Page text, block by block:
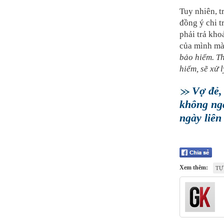
Tuy nhiên,
đồng ý chi
phải trả
của mình
bảo hiểm.
hiểm, sẽ xử
Vợ
không
ngày liên
Xem thêm: